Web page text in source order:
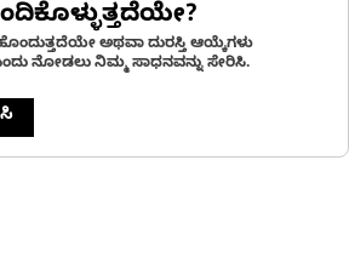
ಅಥವಾ ದುರಸ್ತಿ ಆಯ್ಕೆಗಳು
ನೋಡಲು ನಿಮ್ಮ ಸಾಧನವನ್ನು ಸೇರಿಸಿ.